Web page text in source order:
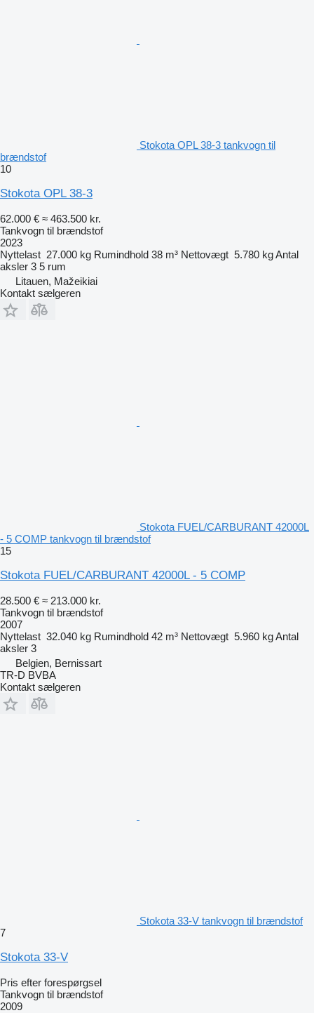
Stokota OPL 38-3 tankvogn til
brændstof
10
Stokota OPL 38-3
62.000 € ≈ 463.500 kr.
Tankvogn til brændstof
2023
Nyttelast 27.000 kg Rumindhold 38 m³ Nettovægt 5.780 kgAntal
aksler 3 5 rum
Litauen, Mažeikiai
Kontakt sælgeren
Stokota FUEL/CARBURANT 42000L
- 5 COMP tankvogn til brændstof
15
Stokota FUEL/CARBURANT 42000L - 5 COMP
28.500 € ≈ 213.000 kr.
Tankvogn til brændstof
2007
Nyttelast 32.040 kg Rumindhold 42 m³ Nettovægt 5.960 kgAntal
aksler 3
Belgien, Bernissart
TR-D BVBA
Kontakt sælgeren
Stokota 33-V tankvogn til brændstof
7
Stokota 33-V
Pris efter forespørgsel
Tankvogn til brændstof
2009